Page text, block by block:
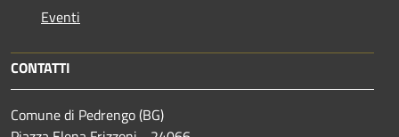
Eventi
CONTATTI
Comune di Pedrengo (BG)